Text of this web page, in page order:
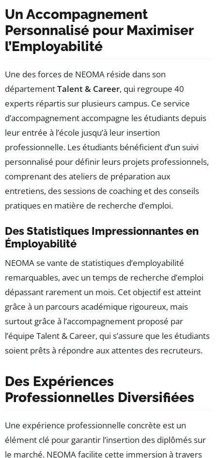
Un Accompagnement
Personnalisé pour Maximiser
l’Employabilité
Une des forces de NEOMA réside dans son
départementTalent & Career, qui regroupe 40
experts répartis sur plusieurs campus. Ce service
d’accompagnement accompagne les étudiants depuis
leur entrée à l’école jusqu’à leur insertion
professionnelle. Les étudiants bénéficient d’un suivi
personnalisé pour définir leurs projets professionnels,
comprenant des ateliers de préparation aux
entretiens, des sessions de coaching et des conseils
pratiques en matière de recherche d’emploi.
Des Statistiques Impressionnantes en
Émployabilité
NEOMA se vante de statistiques d’employabilité
remarquables, avec un temps de recherche d’emploi
dépassant rarement un mois. Cet objectif est atteint
grâce à un parcours académique rigoureux, mais
surtout grâce à l’accompagnement proposé par
l’équipe Talent & Career, qui s’assure que les étudiants
soient prêts à répondre aux attentes des recruteurs.
Des Expériences
Professionnelles Diversifiées
Une expérience professionnelle concrète est un
élément clé pour garantir l’insertion des diplômés sur
le marché. NEOMA facilite cette immersion à travers